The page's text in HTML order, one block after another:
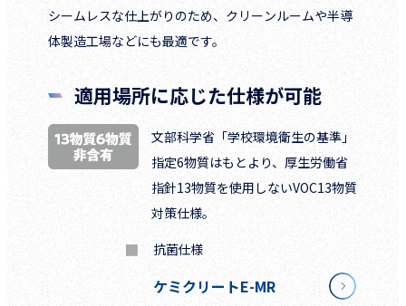
シームレスな仕上がりのため、クリーンルームや半導
体製造工場などにも最適です。
適用場所に応じた仕様が可能
文部科学省「学校環境衛生の基準」
指定6物質はもとより、厚生労働省
指針13物質を使用しないVOC13物質
対策仕様。
抗菌仕様
ケミクリートE-MR